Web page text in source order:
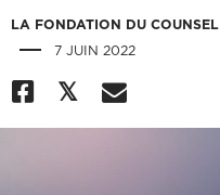
LA FONDATION DU
| 7 JUIN 2022